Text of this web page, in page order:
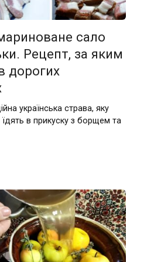
сало
Рецепт, за яким
дорогих
українська страва, яку
їдять в прикуску з борщем та